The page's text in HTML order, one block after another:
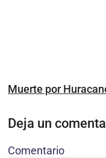
Muerte por
Deja un
Comentario